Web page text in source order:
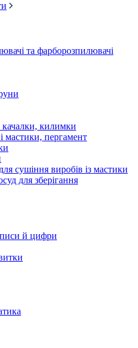
та фарборозпилювачі
качалки, килимки
мастики, пергамент
сушіння виробів із мастики
для зберігання
й цифри